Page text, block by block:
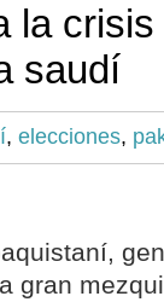
la
saudí
, elecciones,
gran